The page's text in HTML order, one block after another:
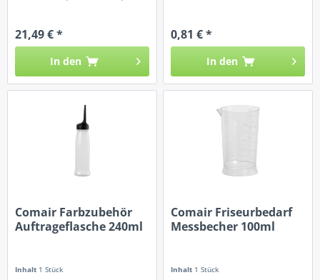
21,49 € *
In den
0,81 € *
In den
Comair Farbzubehör
Auftrageflasche 240ml
Inhalt 1 Stück
Comair Friseurbedarf
Messbecher 100ml
Inhalt 1 Stück